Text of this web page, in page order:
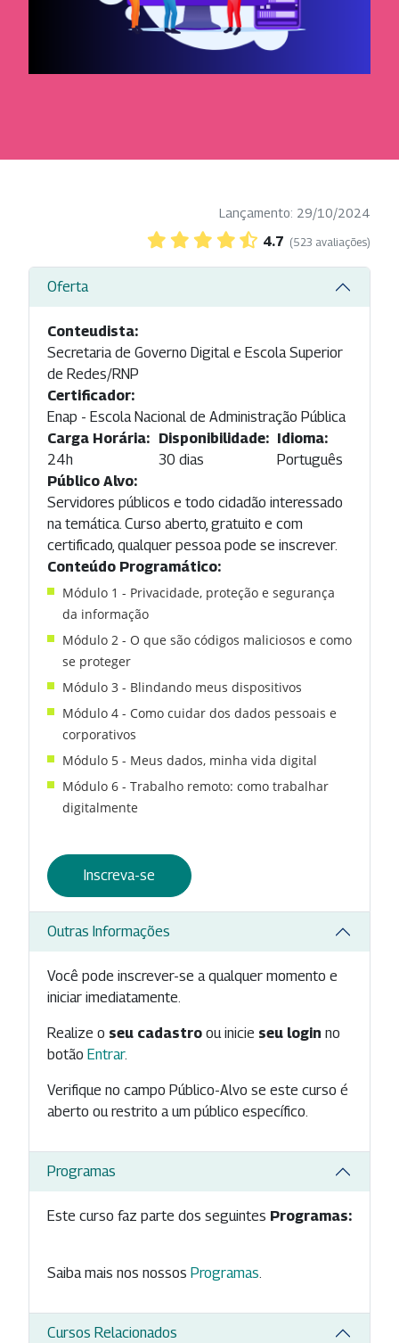
Lançamento: 29/10/2024
4.7 (523 avaliações)
Oferta
Conteudista:
Secretaria de Governo Digital e Escola Superior
de Redes/RNP
Certificador:
Enap - Escola Nacional de Administração Pública
Carga Horária:
24h
Disponibilidade:
30 dias
Idioma:
Português
Público Alvo:
Servidores públicos e todo cidadão interessado
na temática. Curso aberto, gratuito e com
certificado, qualquer pessoa pode se inscrever.
Conteúdo Programático:
Módulo 1 - Privacidade, proteção e segurança
da informação
Módulo 2 - O que são códigos maliciosos e como
se proteger
Módulo 3 - Blindando meus dispositivos
Módulo 4 - Como cuidar dos dados pessoais e
corporativos
Módulo 5 - Meus dados, minha vida digital
Módulo 6 - Trabalho remoto: como trabalhar
digitalmente
Inscreva-se
Outras Informações
Você pode inscrever-se a qualquer momento e
iniciar imediatamente.
Realize o seu cadastro ou inicie seu login no
botão Entrar.
Verifique no campo Público-Alvo se este curso é
aberto ou restrito a um público específico.
Programas
Este curso faz parte dos seguintes Programas:
Saiba mais nos nossos Programas
Cursos Relacionados